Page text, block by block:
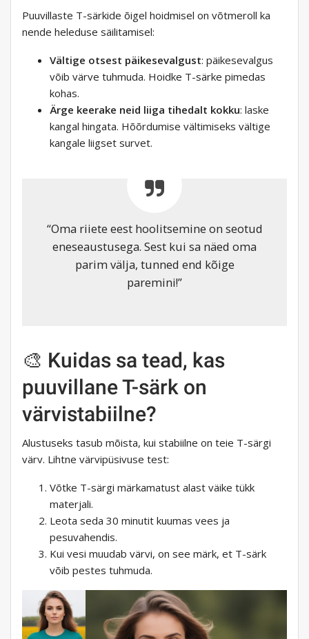
Puuvillaste T-särkide õigel hoidmisel on võtmeroll ka
nende heleduse säilitamisel:
Vältige otsest päikesevalgust: päikesevalgus
võib värve tuhmuda. Hoidke T-särke pimedas
kohas.
Ärge keerake neid liiga tihedalt kokku: laske
kangal hingata. Hõõrdumise vältimiseks vältige
kangale liigset survet.
“Oma riiete eest hoolitsemine on seotud
eneseaustusega. Sest kui sa näed oma
parim välja, tunned end kõige
paremini!”
🎨 Kuidas sa tead, kas
puuvillane T-särk on
värvistabiilne?
Alustuseks tasub mõista, kui stabiilne on teie T-särgi
värv. Lihtne värvipüsivuse test:
Võtke T-särgi märkamatust alast väike tükk
materjali.
Leota seda 30 minutit kuumas vees ja
pesuvahendis.
Kui vesi muudab värvi, on see märk, et T-särk
võib pestes tuhmuda.